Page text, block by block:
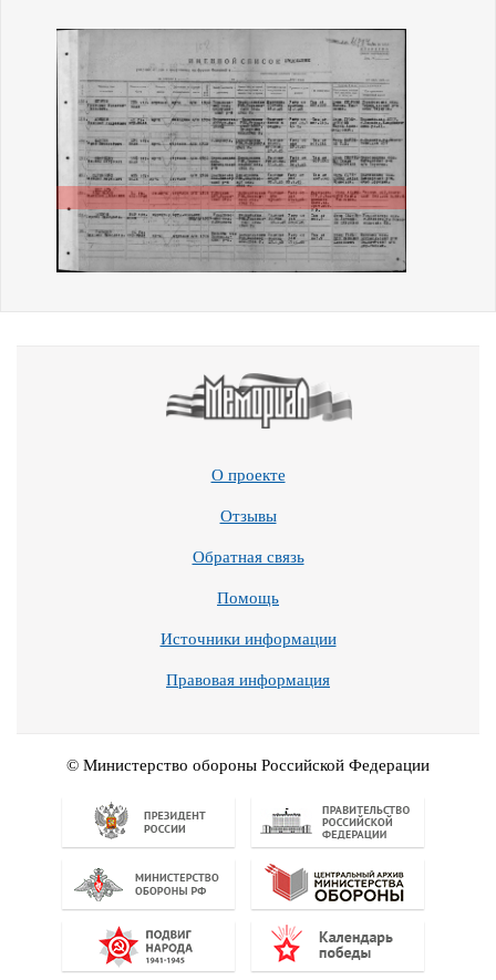
О проекте
Отзывы
Обратная связь
Помощь
Источники информации
Правовая информация
© Министерство обороны Российской Федерации